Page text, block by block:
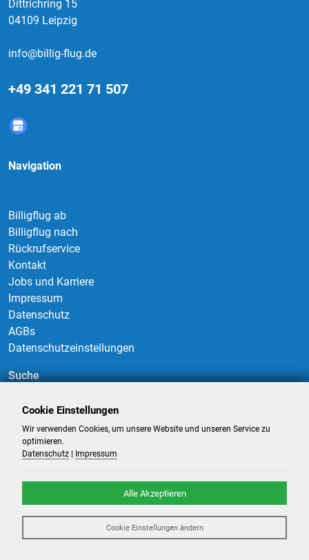
Dittrichring 15
04109 Leipzig
info@billig-flug.de
+49 341 221 71 507
Navigation
Billigflug ab
Billigflug nach
Rückrufservice
Kontakt
Jobs und Karriere
Impressum
Datenschutz
AGBs
Datenschutzeinstellungen
Suche
Suchen
Billigflüge und Reisen- Alle Rechte reserviert. -
powered by ATeO-Travel
Cookie Einstellungen
Wir verwenden Cookies, um unsere Website und unseren Service zu
optimieren.
Datenschutz
Impressum
Alle Akzeptieren
Cookie Einstellungen ändern